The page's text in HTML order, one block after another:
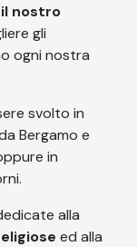
nostro
gli
ogni nostra
svolto in
Bergamo e
in
alla
ed alla